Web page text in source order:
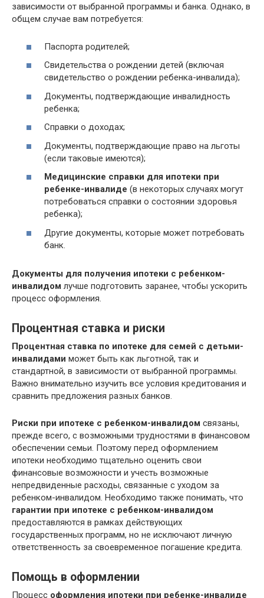
зависимости от выбранной программы и банка. Однако, в
общем случае вам потребуется:
Паспорта родителей;
Свидетельства о рождении детей (включая
свидетельство о рождении ребенка-инвалида);
Документы, подтверждающие инвалидность
ребенка;
Справки о доходах;
Документы, подтверждающие право на льготы
(если таковые имеются);
Медицинские справки для ипотеки при
ребенке-инвалиде (в некоторых случаях могут
потребоваться справки о состоянии здоровья
ребенка);
Другие документы, которые может потребовать
банк.
Документы для получения ипотеки с ребенком-
инвалидом лучше подготовить заранее, чтобы ускорить
процесс оформления.
Процентная ставка и риски
Процентная ставка по ипотеке для семей с детьми-
инвалидами может быть как льготной, так и
стандартной, в зависимости от выбранной программы.
Важно внимательно изучить все условия кредитования и
сравнить предложения разных банков.
Риски при ипотеке с ребенком-инвалидом связаны,
прежде всего, с возможными трудностями в финансовом
обеспечении семьи. Поэтому перед оформлением
ипотеки необходимо тщательно оценить свои
финансовые возможности и учесть возможные
непредвиденные расходы, связанные с уходом за
ребенком-инвалидом. Необходимо также понимать, что
гарантии при ипотеке с ребенком-инвалидом
предоставляются в рамках действующих
государственных программ, но не исключают личную
ответственность за своевременное погашение кредита.
Помощь в оформлении
Процесс оформления ипотеки при ребенке-инвалиде